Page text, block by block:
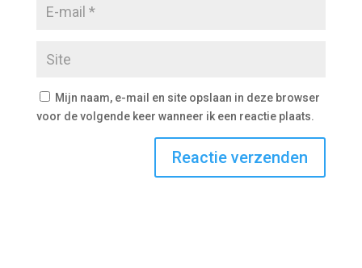
Mijn naam, e-mail en site opslaan in deze browser
voor de volgende keer wanneer ik een reactie plaats.